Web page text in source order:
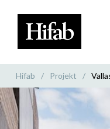
Hifab / Projekt /